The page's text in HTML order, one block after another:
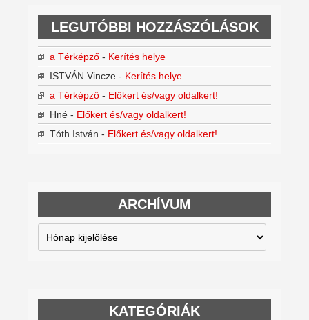
LEGUTÓBBI HOZZÁSZÓLÁSOK
a Térképző - Kerítés helye
ISTVÁN Vincze - Kerítés helye
a Térképző - Előkert és/vagy oldalkert!
Hné - Előkert és/vagy oldalkert!
Tóth István - Előkert és/vagy oldalkert!
ARCHÍVUM
Archívum
KATEGÓRIÁK